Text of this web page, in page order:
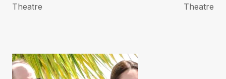
Theatre
Theatre